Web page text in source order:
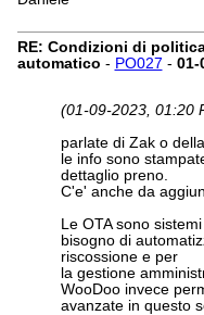
RE: Condizioni di
automatico - PO027 - 01-
(01-09-2023, 01:20
parlate di Zak o
le info sono
dettaglio preno.
C'e' anche da
Le OTA sono
bisogno di
riscossione e per
la gestione
WooDoo invece
avanzate in questo